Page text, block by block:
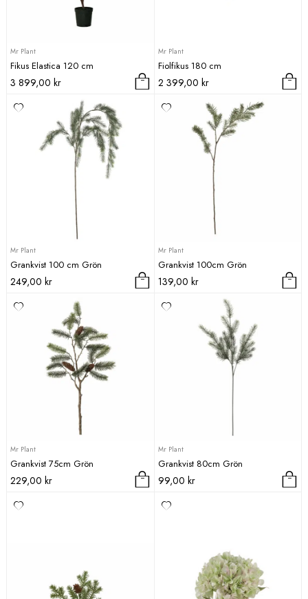
Mr Plant
Fikus Elastica 120 cm
3 899,00 kr
Mr Plant
Fiolfikus 180 cm
2 399,00 kr
Mr Plant
Grankvist 100 cm Grön
249,00 kr
Mr Plant
Grankvist 100cm Grön
139,00 kr
Mr Plant
Grankvist 75cm Grön
229,00 kr
Mr Plant
Grankvist 80cm Grön
99,00 kr